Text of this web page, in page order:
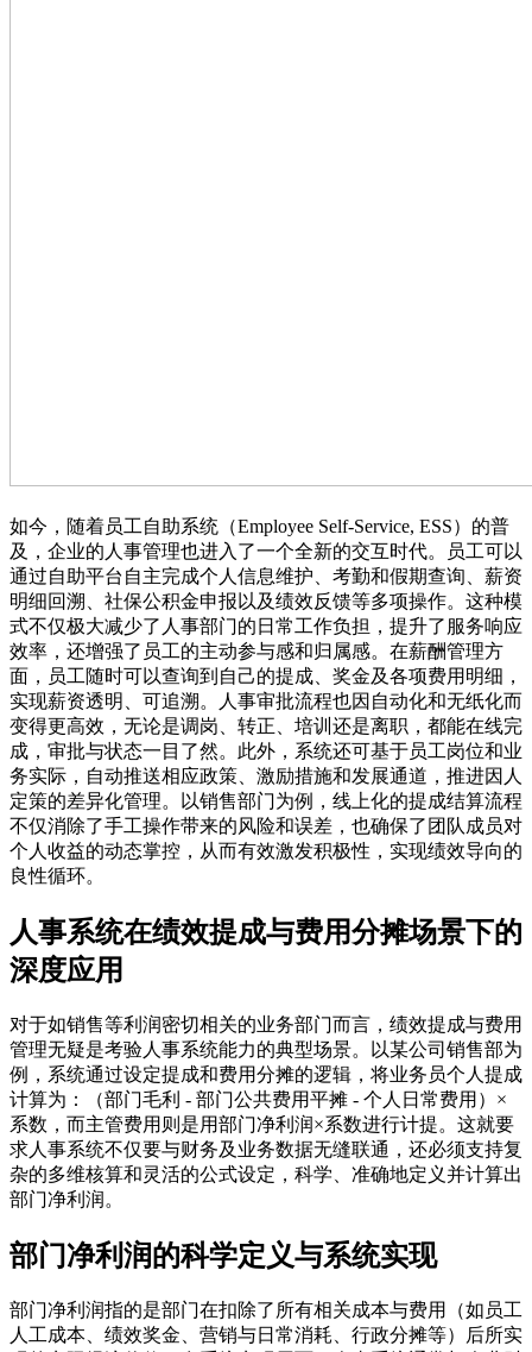
如今，随着员工自助系统（Employee Self-Service, ESS）的普
及，企业的人事管理也进入了一个全新的交互时代。员工可以
通过自助平台自主完成个人信息维护、考勤和假期查询、薪资
明细回溯、社保公积金申报以及绩效反馈等多项操作。这种模
式不仅极大减少了人事部门的日常工作负担，提升了服务响应
效率，还增强了员工的主动参与感和归属感。在薪酬管理方
面，员工随时可以查询到自己的提成、奖金及各项费用明细，
实现薪资透明、可追溯。人事审批流程也因自动化和无纸化而
变得更高效，无论是调岗、转正、培训还是离职，都能在线完
成，审批与状态一目了然。此外，系统还可基于员工岗位和业
务实际，自动推送相应政策、激励措施和发展通道，推进因人
定策的差异化管理。以销售部门为例，线上化的提成结算流程
不仅消除了手工操作带来的风险和误差，也确保了团队成员对
个人收益的动态掌控，从而有效激发积极性，实现绩效导向的
良性循环。
人事系统在绩效提成与费用分摊场景下的
深度应用
对于如销售等利润密切相关的业务部门而言，绩效提成与费用
管理无疑是考验人事系统能力的典型场景。以某公司销售部为
例，系统通过设定提成和费用分摊的逻辑，将业务员个人提成
计算为：（部门毛利 - 部门公共费用平摊 - 个人日常费用）×
系数，而主管费用则是用部门净利润×系数进行计提。这就要
求人事系统不仅要与财务及业务数据无缝联通，还必须支持复
杂的多维核算和灵活的公式设定，科学、准确地定义并计算出
部门净利润。
部门净利润的科学定义与系统实现
部门净利润指的是部门在扣除了所有相关成本与费用（如员工
人工成本、绩效奖金、营销与日常消耗、行政分摊等）后所实